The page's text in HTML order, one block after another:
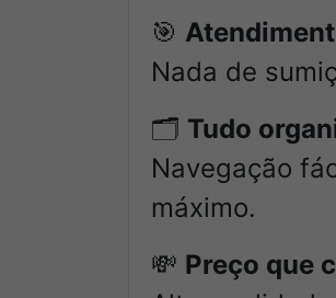
🎯
Nada de
🗂️ Tudo
Navegação
máximo.
💸 Preço que